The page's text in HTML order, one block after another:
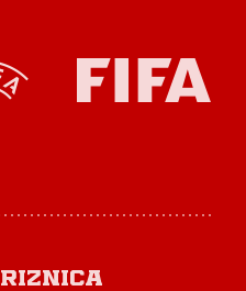
Riznica